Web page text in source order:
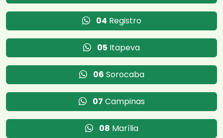
04 Registro
05 Itapeva
06 Sorocaba
07 Campinas
08 Marília